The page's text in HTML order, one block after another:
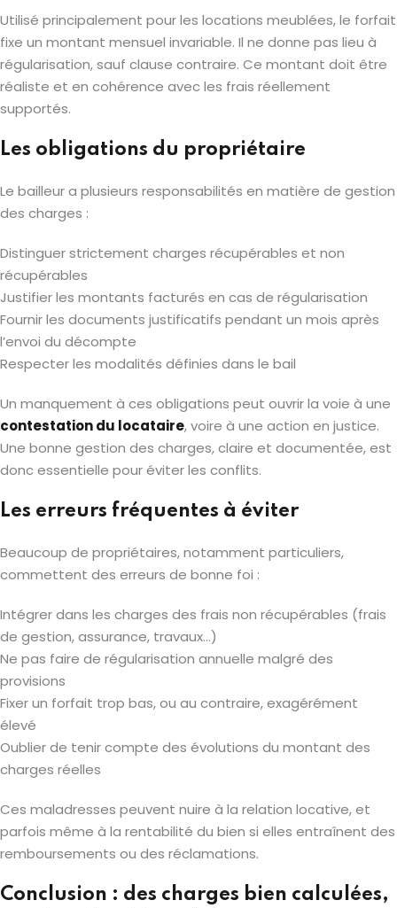
Utilisé principalement pour les locations meublées, le forfait
fixe un montant mensuel invariable. Il ne donne pas lieu à
régularisation, sauf clause contraire. Ce montant doit être
réaliste et en cohérence avec les frais réellement
supportés.
Les obligations du propriétaire
Le bailleur a plusieurs responsabilités en matière de gestion
des charges :
Distinguer strictement charges récupérables et non
récupérables
Justifier les montants facturés en cas de régularisation
Fournir les documents justificatifs pendant un mois après
l’envoi du décompte
Respecter les modalités définies dans le bail
Un manquement à ces obligations peut ouvrir la voie à une
contestation du locataire, voire à une action en justice.
Une bonne gestion des charges, claire et documentée, est
donc essentielle pour éviter les conflits.
Les erreurs fréquentes à éviter
Beaucoup de propriétaires, notamment particuliers,
commettent des erreurs de bonne foi :
Intégrer dans les charges des frais non récupérables (frais
de gestion, assurance, travaux…)
Ne pas faire de régularisation annuelle malgré des
provisions
Fixer un forfait trop bas, ou au contraire, exagérément
élevé
Oublier de tenir compte des évolutions du montant des
charges réelles
Ces maladresses peuvent nuire à la relation locative, et
parfois même à la rentabilité du bien si elles entraînent des
remboursements ou des réclamations.
Conclusion : des charges bien calculées,